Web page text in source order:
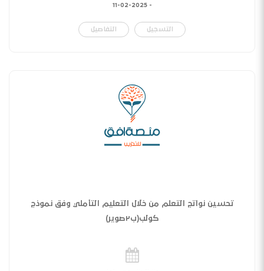
-
11-02-2025
التسجيل التفاصيل
تحسين نواتج التعلم من خلال التعليم التأملي وفق نموذج
كولب(ب٢صوير)